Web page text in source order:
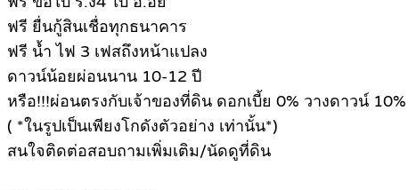
ฟรี ยื่นกู้สินเชื่อทุกธนาคาร
ฟรี น้ำ ไฟ 3 เฟสถึงหน้าแปลง
ดาวน์น้อยผ่อนนาน 10-12 ปี
หรือ!!!ผ่อนตรงกับเจ้าของที่ดิน ดอกเบี้ย 0% วางดาวน์ 10%
( *ในรูปเป็นเพียงโกดังตัวอย่าง เท่านั้น*)
สนใจติดต่อสอบถามเพิ่มเติม/นัดดูที่ดิน